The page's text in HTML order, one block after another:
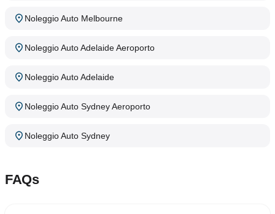
Noleggio Auto Melbourne
Noleggio Auto Adelaide Aeroporto
Noleggio Auto Adelaide
Noleggio Auto Sydney Aeroporto
Noleggio Auto Sydney
FAQs